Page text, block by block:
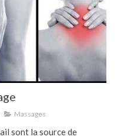
Massages
sont la source de